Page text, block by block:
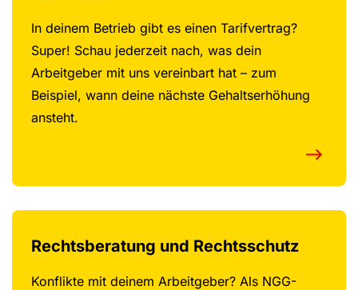
In deinem Betrieb gibt es einen Tarifvertrag?
Super! Schau jederzeit nach, was dein
Arbeitgeber mit uns vereinbart hat – zum
Beispiel, wann deine nächste Gehaltserhöhung
ansteht.
Rechtsberatung und Rechtsschutz
Konflikte mit deinem Arbeitgeber? Als NGG-